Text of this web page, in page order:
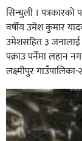
सिन्धुली । पत्रकारको
वर्षीय उमेश कुमार
उमेशसहित ३ जनालाई
पक्राउ पर्नेमा लहान
लक्ष्मीपुर